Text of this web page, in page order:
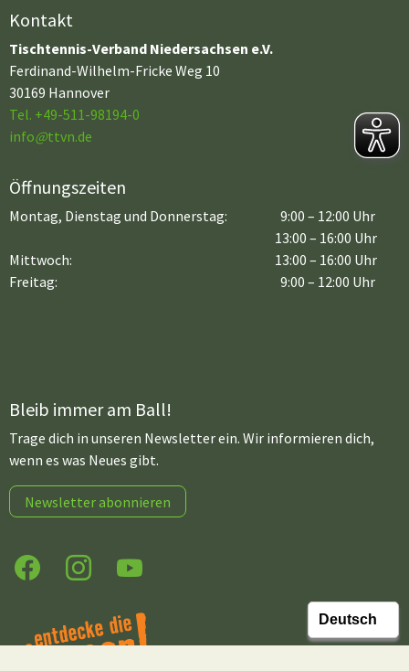
Kontakt
Tischtennis-Verband Niedersachsen e.V.
Ferdinand-Wilhelm-Fricke Weg 10
30169 Hannover
Tel. +49-511-98194-0
info@ttvn.de
Öffnungszeiten
Montag, Dienstag und Donnerstag:
9:00 – 12:00 Uhr
13:00 – 16:00 Uhr
Mittwoch:
Freitag:
13:00 – 16:00 Uhr
9:00 – 12:00 Uhr
Bleib immer am Ball!
Trage dich in unseren Newsletter ein. Wir informieren dich,
wenn es was Neues gibt.
Newsletter abonnieren